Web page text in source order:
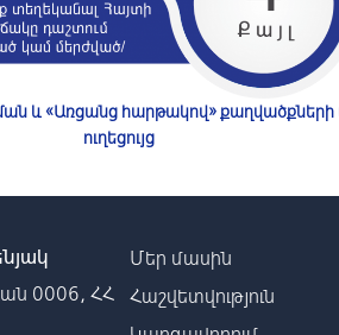
և «Առցանց հարթակով»
ուղեցույց
0006, ՀՀ
Մեր մասին
Հաշվետվություն